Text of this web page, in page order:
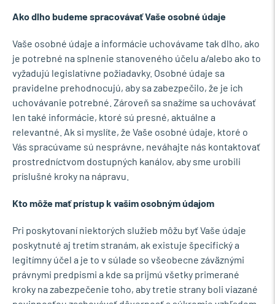
Ako dlho budeme spracovávať Vaše osobné údaje
Vaše osobné údaje a informácie uchovávame tak dlho, ako
je potrebné na splnenie stanoveného účelu a/alebo ako to
vyžadujú legislatívne požiadavky. Osobné údaje sa
pravidelne prehodnocujú, aby sa zabezpečilo, že je ich
uchovávanie potrebné. Zároveň sa snažíme sa uchovávať
len také informácie, ktoré sú presné, aktuálne a
relevantné. Ak si myslíte, že Vaše osobné údaje, ktoré o
Vás spracúvame sú nesprávne, neváhajte nás kontaktovať
prostredníctvom dostupných kanálov, aby sme urobili
príslušné kroky na nápravu.
Kto môže mať prístup k vašim osobným údajom
Pri poskytovaní niektorých služieb môžu byť Vaše údaje
poskytnuté aj tretím stranám, ak existuje špecifický a
legitímny účel a je to v súlade so všeobecne záväznými
právnymi predpismi a kde sa prijmú všetky primerané
kroky na zabezpečenie toho, aby tretie strany boli viazané